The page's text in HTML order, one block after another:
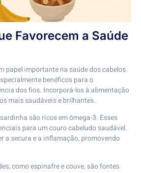
Favorecem a Saúde
papel importante na saúde dos cabelos.
benéficos para o
dos fios. Incorporá-los à alimentação
mais saudáveis e brilhantes.
são ricos em ômega-3. Esses
para um couro cabeludo saudável.
a secura e a inflamação, promovendo
como espinafre e couve, são fontes